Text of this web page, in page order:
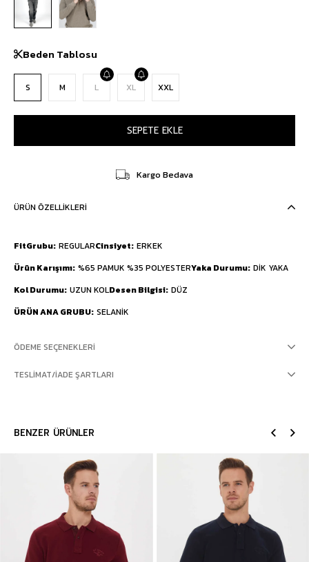
Beden Tablosu
S M L XL XXL
Kargo Bedava
ÜRÜN ÖZELLIKLERI
FitGrubu REGULARCinsiyet ERKEK
Ürün Karışımı %65 PAMUK %35 POLYESTERYaka Durumu DİK YAKA
Kol Durumu UZUN KOLDesen Bilgisi DÜZ
ÜRÜN ANA GRUBU SELANİK
ÖDEME SEÇENEKLERI
TESLIMAT/İADE ŞARTLARI
BENZER ÜRÜNLER